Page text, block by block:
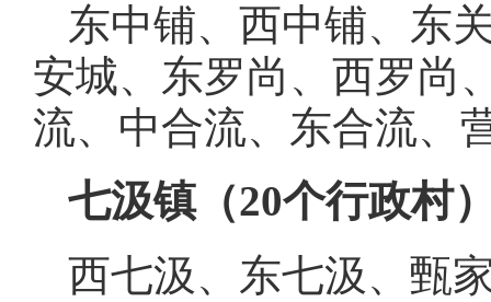
东中铺、西中铺、东
安城、东罗尚、西罗尚
流、中合流、东合流、
七汲镇（20个行政村
西七汲、东七汲、甄